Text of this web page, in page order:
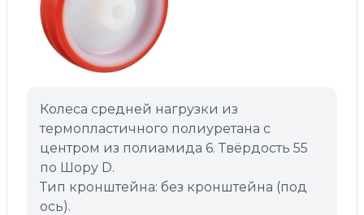
Колеса средней нагрузки из
термопластичного полиуретана с
центром из полиамида 6. Твёрдость 55
по Шору D.
Тип кронштейна: без кронштейна (под
ось).